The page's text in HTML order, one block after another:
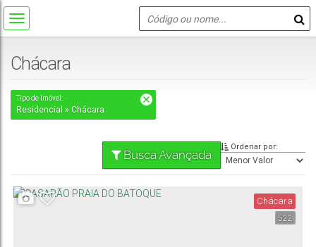
Chácara
Tipo de Imóvel:
Residencial » Chácara
Busca Avançada
Ordenar por:
522
Chácara